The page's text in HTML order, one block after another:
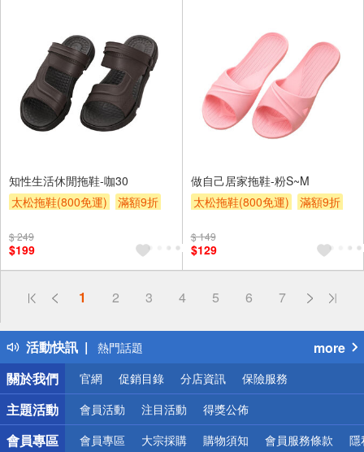
知性生活休閒拖鞋-咖30
太松拖鞋(800免運)
滿額9折
$ 249
$199
做自己居家拖鞋-粉S~M
太松拖鞋(800免運)
滿額9折
$ 149
$129
1 2 3 4 5 6 7
活動快訊
偏遠地區配送
得獎公告
熱門話題
銀行優惠
偏遠地區配送
詐騙網頁！請小心！
more
關於我們
官網 促銷目錄 分店資訊 保險服務
主題活動 會員活動 注目活動 得獎公佈
會員專區 會員專區 大宗採購 購物須知 會員服務條款 隱